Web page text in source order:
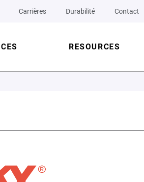
Carrières Durabilité Contact
RESOURCES